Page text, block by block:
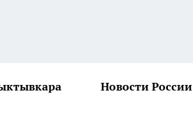
Новости России